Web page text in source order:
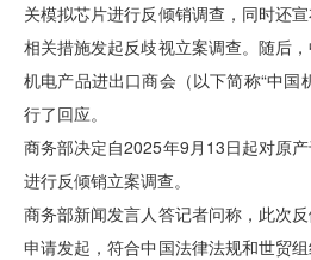
关模拟芯片进行反倾销调查，同时还
相关措施发起反歧视立案调查。随后
机电产品进出口商会（以下简称“中国
行了回应。
商务部决定自2025年9月13日起对原
进行反倾销立案调查。
商务部新闻发言人答记者问称，此次
申请发起，符合中国法律法规和世贸